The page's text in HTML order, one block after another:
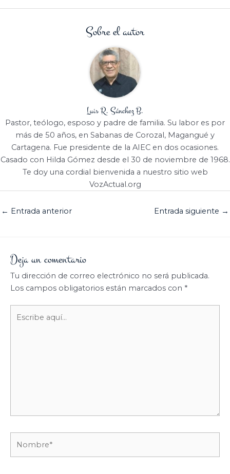
Sobre el autor
Luis R. Sánchez B.
Pastor, teólogo, esposo y padre de familia. Su labor es por
más de 50 años, en Sabanas de Corozal, Magangué y
Cartagena. Fue presidente de la AIEC en dos ocasiones.
Casado con Hilda Gómez desde el 30 de noviembre de 1968.
Te doy una cordial bienvenida a nuestro sitio web
VozActual.org
← Entrada anterior Entrada siguiente →
Deja un comentario
Tu dirección de correo electrónico no será publicada.
Los campos obligatorios están marcados con *